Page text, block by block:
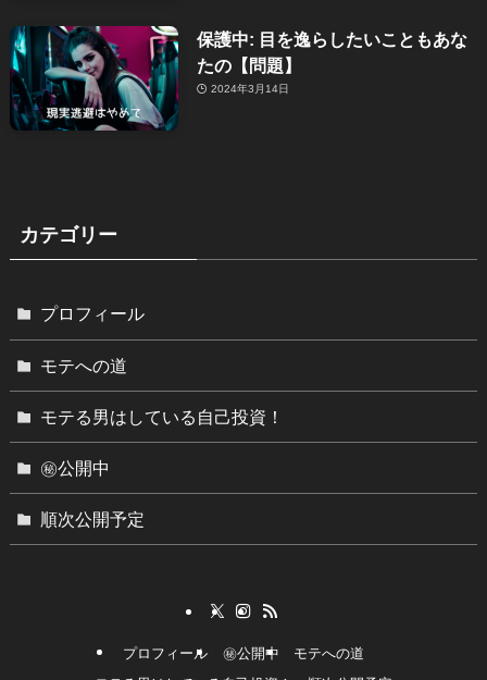
保護中: 目を逸らしたいこともあな
たの【問題】
2024年3月14日
カテゴリー
プロフィール
モテへの道
モテる男はしている自己投資！
㊙︎公開中
順次公開予定
プロフィール ㊙︎公開中
モテへの道